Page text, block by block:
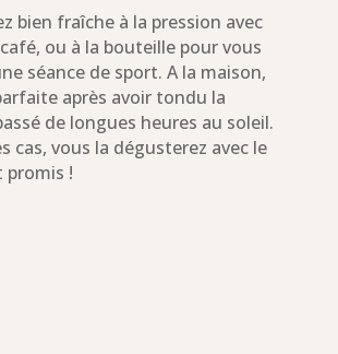
bien fraîche à la pression avec
ou à la bouteille pour vous
séance de sport. A la maison,
après avoir tondu la
de longues heures au soleil.
cas, vous la dégusterez avec le
promis !